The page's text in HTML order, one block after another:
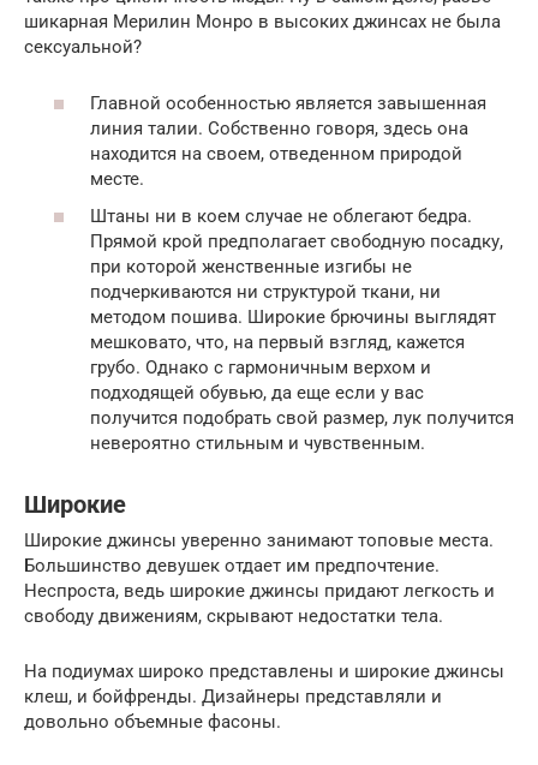
шикарная Мерилин Монро в высоких джинсах не была
сексуальной?
Главной особенностью является завышенная
линия талии. Собственно говоря, здесь она
находится на своем, отведенном природой
месте.
Штаны ни в коем случае не облегают бедра.
Прямой крой предполагает свободную посадку,
при которой женственные изгибы не
подчеркиваются ни структурой ткани, ни
методом пошива. Широкие брючины выглядят
мешковато, что, на первый взгляд, кажется
грубо. Однако с гармоничным верхом и
подходящей обувью, да еще если у вас
получится подобрать свой размер, лук получится
невероятно стильным и чувственным.
Широкие
Широкие джинсы уверенно занимают топовые места.
Большинство девушек отдает им предпочтение.
Неспроста, ведь широкие джинсы придают легкость и
свободу движениям, скрывают недостатки тела.
На подиумах широко представлены и широкие джинсы
клеш, и бойфренды. Дизайнеры представляли и
довольно объемные фасоны.